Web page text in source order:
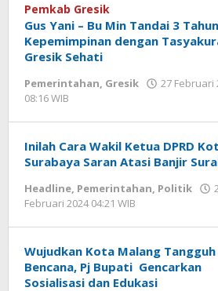
Pemkab Gresik
Gus Yani – Bu Min Tandai 3 Tahun
Kepemimpinan dengan
Gresik Sehati
Pemerintahan, Gresik
27 Februari
08:16 WIB
Inilah Cara Wakil Ketua DPRD
Surabaya Saran Atasi Banjir
Headline, Pemerintahan, Politik
Februari 2024 04:21 WIB
Wujudkan Kota Malang Tangguh
Bencana, Pj Bupati Gencarkan
Sosialisasi dan Edukasi